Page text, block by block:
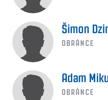
Šimon
OBRÁNCE
Adam
OBRÁNCE